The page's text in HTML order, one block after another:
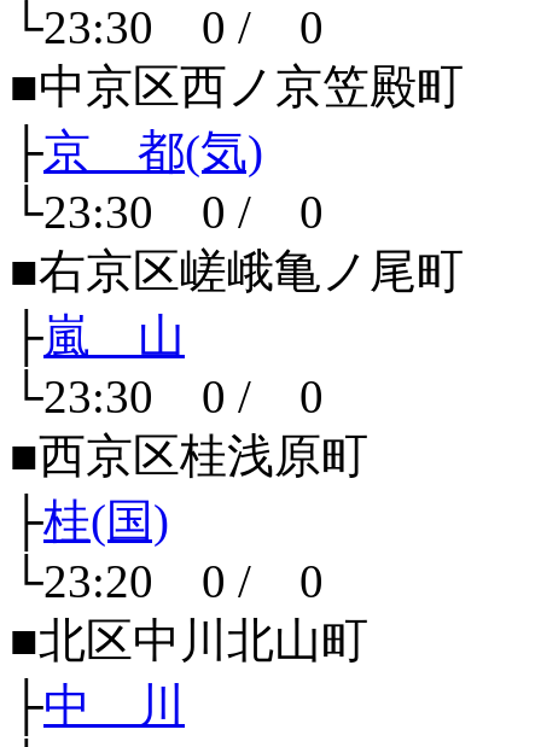
└23:30 0 / 0
■中京区西ノ京笠殿町
├京 都(気)
└23:30 0 / 0
■右京区嵯峨亀ノ尾町
├嵐 山
└23:30 0 / 0
■西京区桂浅原町
├桂(国)
└23:20 0 / 0
■北区中川北山町
├中 川